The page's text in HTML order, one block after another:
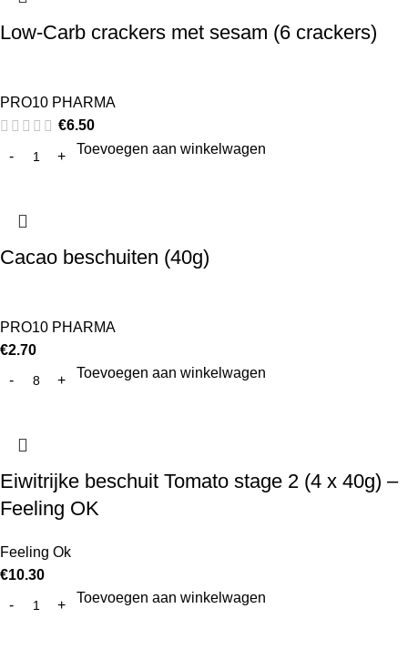
Low-Carb crackers met sesam (6 crackers)
PRO10 PHARMA
€6.50
Toevoegen aan winkelwagen
Cacao beschuiten (40g)
PRO10 PHARMA
€2.70
Toevoegen aan winkelwagen
Eiwitrijke beschuit Tomato stage 2 (4 x 40g) –
Feeling OK
Feeling Ok
€10.30
Toevoegen aan winkelwagen